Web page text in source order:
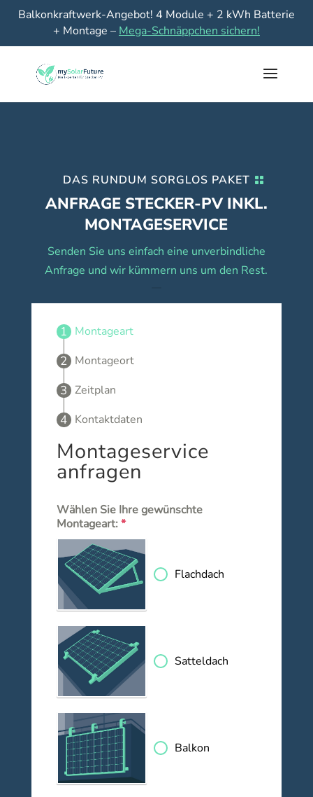
Balkonkraftwerk-Angebot! 4 Module + 2 kWh Batterie
+ Montage – Mega-Schnäppchen sichern!
DAS RUNDUM SORGLOS PAKET
ANFRAGE STECKER-PV INKL.
MONTAGESERVICE
Senden Sie uns einfach eine unverbindliche
Anfrage und wir kümmern uns um den Rest.
Montageart
Montageort
Zeitplan
Kontaktdaten
Montageservice
anfragen
Wählen Sie Ihre gewünschte
Montageart:*
Flachdach
Satteldach
Balkon